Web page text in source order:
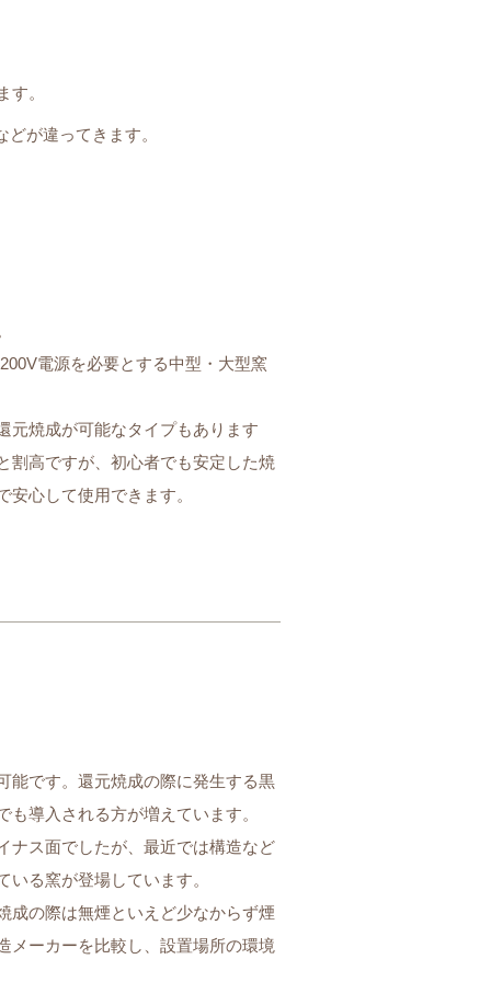
。
が違ってきます。
電源を必要とする中型・大型窯
元焼成が可能なタイプもあります
割高ですが、初心者でも安定した焼
心して使用できます。
能です。還元焼成の際に発生する黒
導入される方が増えています。
ナス面でしたが、最近では構造など
る窯が登場しています。
成の際は無煙といえど少なからず煙
メーカーを比較し、設置場所の環境